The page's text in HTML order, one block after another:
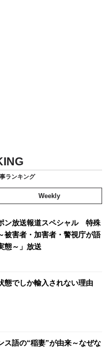
ランキング
Weekly
ン放送報道スペシャル 特殊
被害者・加害者・警視庁が語
態～」放送
態でしか輸入されない理由
ス語の“稲妻”が由来～なぜな